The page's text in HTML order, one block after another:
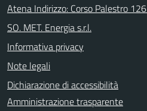
Atena Indirizzo: Corso Palestro
SO. MET. Energia s.r.l.
Informativa privacy
Note legali
Dichiarazione di accessibilità
Amministrazione trasparente